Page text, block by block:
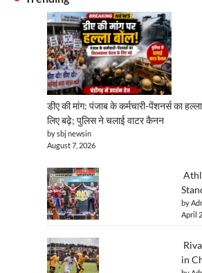
डीए की मांग: पंजाब के कर्मचारी-पेंशनर्स का
लिए बढ़े; पुलिस ने चलाई वाटर कैनन
by sbj newsin
August 7, 2026
by
April
in